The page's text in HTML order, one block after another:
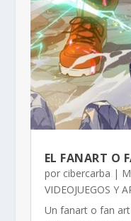
EL FANART O
por cibercarba |
VIDEOJUEGOS Y
Un fanart o fan